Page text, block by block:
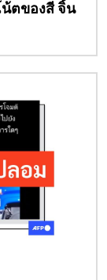
ตของสี จิ้น